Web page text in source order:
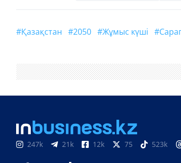
#Қазақстан #2050 #жұмыс күші
247k 21k 12k 75 523k